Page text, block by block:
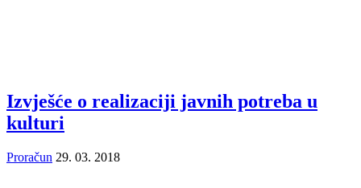
Izvješće o realizaciji javnih potreba u
kulturi
Proračun 29. 03. 2018